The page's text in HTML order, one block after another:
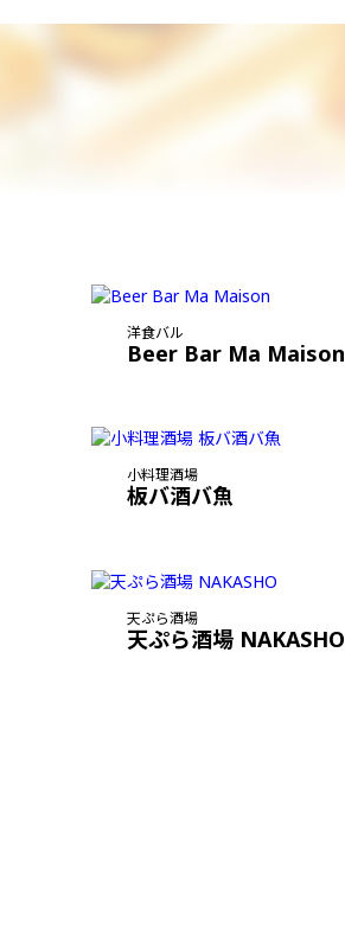
洋食バル
Beer Bar Ma Maison
小料理酒場
板バ酒バ魚
天ぷら酒場
天ぷら酒場 NAKASHO